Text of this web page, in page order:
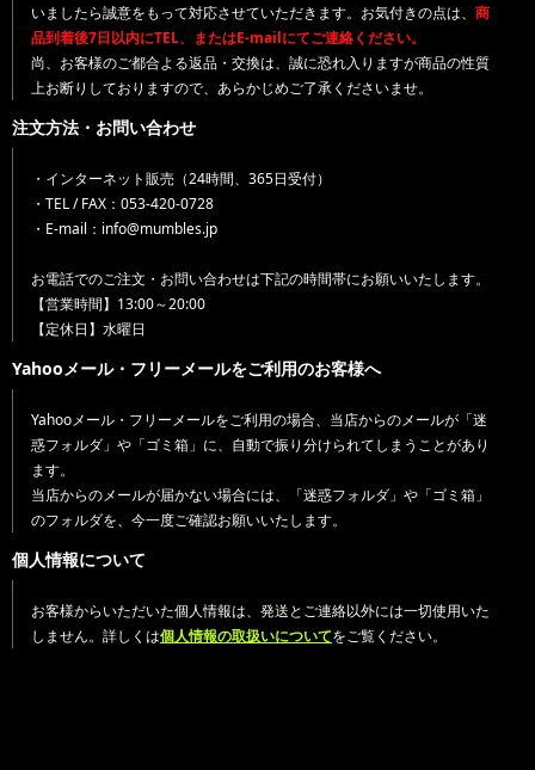
いましたら誠意をもって対応させていただきます。お気付きの点は、 商
品到着後7日以内にTEL、またはE-mailにてご連絡ください。
尚、お客様のご都合よる返品・交換は、誠に恐れ入りますが商品の性質
上お断りしておりますので、あらかじめご了承くださいませ。
注文方法・お問い合わせ
・インターネット販売（24時間、365日受付）
・TEL / FAX：053-420-0728
・E-mail：info@mumbles.jp
お電話でのご注文・お問い合わせは下記の時間帯にお願いいたします。
【営業時間】13:00～20:00
【定休日】水曜日
Yahooメール・フリーメールをご利用のお客様へ
Yahooメール・フリーメールをご利用の場合、当店からのメールが「迷
惑フォルダ」や「ゴミ箱」に、自動で振り分けられてしまうことがあり
ます。
当店からのメールが届かない場合には、「迷惑フォルダ」や「ゴミ箱」
のフォルダを、今一度ご確認お願いいたします。
個人情報について
お客様からいただいた個人情報は、発送とご連絡以外には一切使用いた
しません。詳しくは個人情報の取扱いについてをご覧ください。